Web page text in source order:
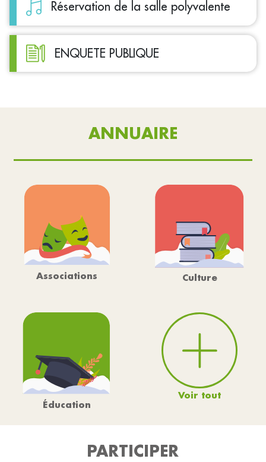
Réservation de la salle polyvalente
ENQUETE PUBLIQUE
ANNUAIRE
Associations Culture
Éducation
Voir tout
PARTICIPER